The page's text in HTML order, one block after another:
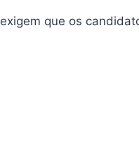
que os